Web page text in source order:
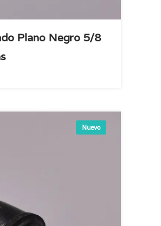
Plano Negro 5/8
Nuevo